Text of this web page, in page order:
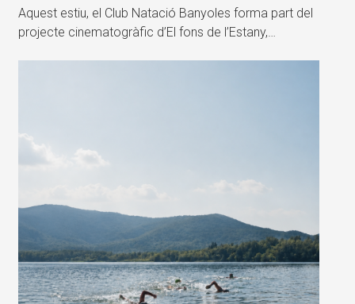
Aquest estiu, el Club Natació Banyoles forma part del
projecte cinematogràfic d’El fons de l’Estany,…